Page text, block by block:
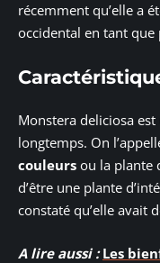
récemment qu’elle a
occidental en tant
Monstera deliciosa
longtemps. On
couleurs ou la plante
d’être une plante
constaté qu’elle avait
A lire aussi : Les